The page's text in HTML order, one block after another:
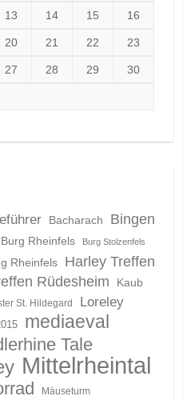
13 14 15 16
20 21 22 23
27 28 29 30
Bacharach
Bingen
Burg Rheinfels Burg Stolzenfels
Rheinfels
Harley Treffen
Rüdesheim Kaub
St. Hildegard Loreley
mediaeval
Tale
Mittelrheintal
Mäuseturm